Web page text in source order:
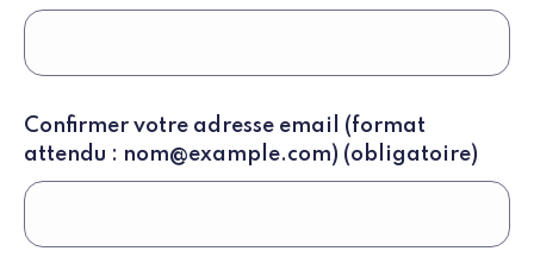
email
attendu
nom@example.com)
Confirmer votre adresse email (format
attendu : nom@example.com) (obligatoire)